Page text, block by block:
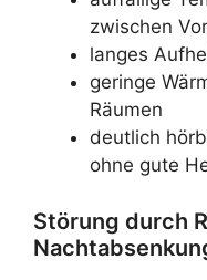
zwischen
langes
geringe
Räumen
deutlich
ohne gute
Störung durch